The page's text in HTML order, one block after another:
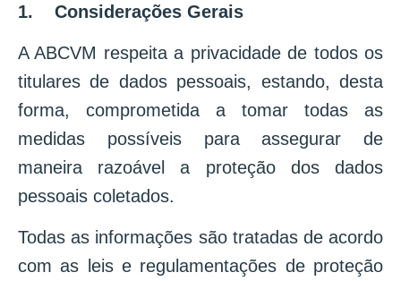
1. Considerações Gerais
A ABCVM respeita a privacidade de todos os
titulares de dados pessoais, estando, desta
forma, comprometida a tomar todas as
medidas possíveis para assegurar de
maneira razoável a proteção dos dados
pessoais coletados.
Todas as informações são tratadas de acordo
com as leis e regulamentações de proteção